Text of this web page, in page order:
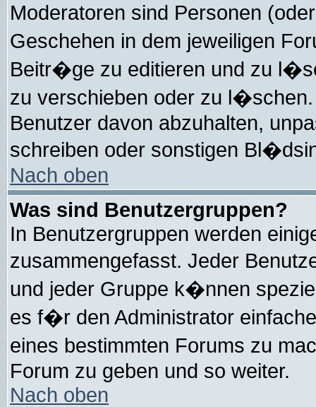
Moderatoren sind Personen
Geschehen in dem jeweiligen
Beitr�ge zu editieren und zu
zu verschieben oder zu
Benutzer davon abzuhalten,
schreiben oder sonstigen
Nach oben
Was sind Benutzergruppen?
In Benutzergruppen werden
zusammengefasst. Jeder
und jeder Gruppe k�nnen
es f�r den Administrator
eines bestimmten Forums zu
Forum zu geben und so weiter.
Nach oben